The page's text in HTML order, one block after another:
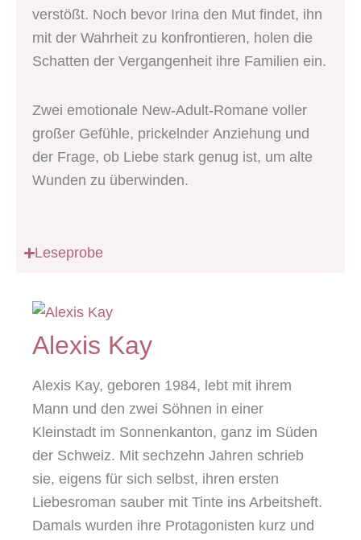
verstößt. Noch bevor Irina den Mut findet, ihn
mit der Wahrheit zu konfrontieren, holen die
Schatten der Vergangenheit ihre Familien ein.
Zwei emotionale New-Adult-Romane voller
großer Gefühle, prickelnder Anziehung und
der Frage, ob Liebe stark genug ist, um alte
Wunden zu überwinden.
Leseprobe
Alexis Kay
Alexis Kay, geboren 1984, lebt mit ihrem
Mann und den zwei Söhnen in einer
Kleinstadt im Sonnenkanton, ganz im Süden
der Schweiz. Mit sechzehn Jahren schrieb
sie, eigens für sich selbst, ihren ersten
Liebesroman sauber mit Tinte ins Arbeitsheft.
Damals wurden ihre Protagonisten kurz und